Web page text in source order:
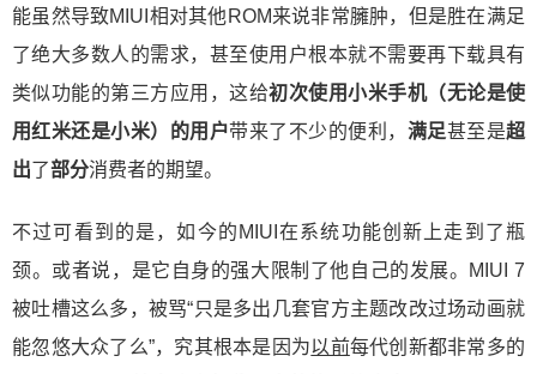
能虽然导致MIUI相对其他ROM来说非常臃肿，但是胜在满足
了绝大多数人的需求，甚至使用户根本就不需要再下载具有
类似功能的第三方应用，这给初次使用小米手机（无论是使
用红米还是小米）的用户带来了不少的便利， 满足甚至是超
出了部分消费者的期望。
不过可看到的是，如今的MIUI在系统功能创新上走到了瓶
颈。或者说，是它自身的强大限制了他自己的发展。MIUI 7
被吐槽这么多，被骂“只是多出几套官方主题改改过场动画就
能忽悠大众了么”，究其根本是因为以前每代创新都非常多的